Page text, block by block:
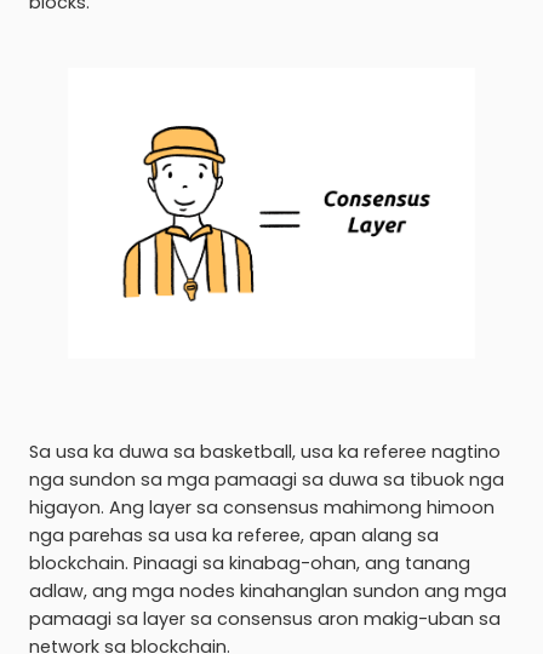
Sa usa ka duwa sa basketball, usa ka referee nagtino
nga sundon sa mga pamaagi sa duwa sa tibuok nga
higayon. Ang layer sa consensus mahimong himoon
nga parehas sa usa ka referee, apan alang sa
blockchain. Pinaagi sa kinabag-ohan, ang tanang
adlaw, ang mga nodes kinahanglan sundon ang mga
pamaagi sa layer sa consensus aron makig-uban sa
network sa blockchain.